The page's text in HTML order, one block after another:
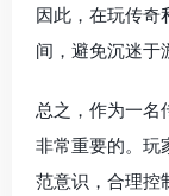
因此，在玩传奇
间，避免沉迷于
总之，作为一名
非常重要的。玩
范意识，合理控